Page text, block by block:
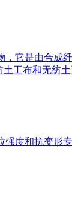
它是由合
工布和无纺土
度和抗变形